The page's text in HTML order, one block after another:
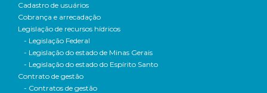
Cadastro de usuários
Cobrança e arrecadação
Legislação de recursos hídricos
- Legislação Federal
- Legislação do estado de Minas Gerais
- Legislação do estado do Espírito Santo
Contrato de gestão
- Contratos de gestão